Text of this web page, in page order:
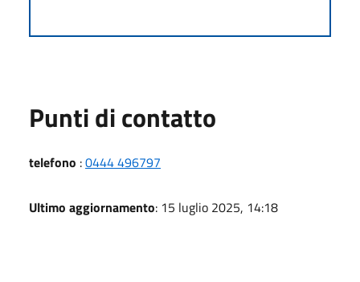
Punti di contatto
telefono :0444 496797
Ultimo aggiornamento: 15 luglio 2025, 14:18